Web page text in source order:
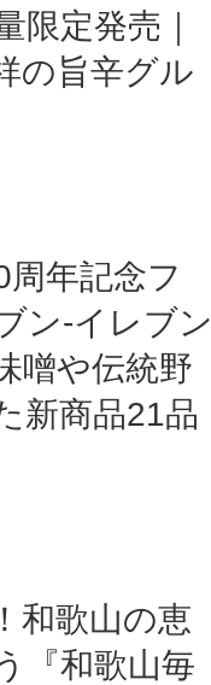
限定発売｜
の旨辛グル
年記念フ
ン-イレブン
や伝統野
新商品21品
和歌山の恵
『和歌山毎